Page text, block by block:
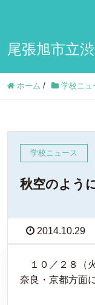
尾張旭市立
ホーム / 学校ニュ
学校ニュース
秋空のよう
2014.10.29
１０／２８（
奈良・京都方面